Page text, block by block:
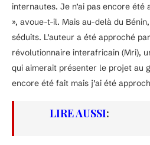
internautes. Je n’ai pas encore
», avoue-t-il. Mais au-delà du
séduits. L’auteur a été approché
révolutionnaire interafricain (Mri),
qui aimerait présenter le projet au
encore été fait mais j’ai été
LIRE AUSSI: